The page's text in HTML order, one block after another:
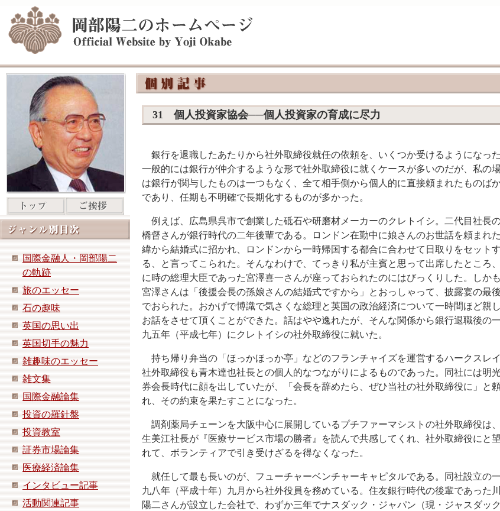
国際金融人・岡部陽二
の軌跡
旅のエッセー
石の趣味
英国の思い出
英国切手の魅力
雑趣味のエッセー
雑文集
国際金融論集
投資の羅針盤
投資教室
証券市場論集
医療経済論集
インタビュー記事
活動関連記事
31 個人投資家協会──個人投資家の育成に尽力
銀行を退職したあたりから社外取締役就任の依頼を、いくつか受けるようになった
一般的には銀行が仲介するような形で社外取締役に就くケースが多いのだが、私の
は銀行が関与したものは一つもなく、全て相手側から個人的に直接頼まれたものば
であり、任期も不明確で長期化するものが多かった。
例えば、広島県呉市で創業した砥石や研磨材メーカーのクレトイシ。二代目社長
橋督さんが銀行時代の二年後輩である。ロンドン在勤中に娘さんのお世話を頼まれ
緯から結婚式に招かれ、ロンドンから一時帰国する都合に合わせて日取りをセットす
る、と言ってこられた。そんなわけで、てっきり私が主賓と思って出席したところ
に時の総理大臣であった宮澤喜一さんが座っておられたのにはびっくりした。しかも
宮澤さんは「後援会長の孫娘さんの結婚式ですから」とおっしゃって、披露宴の最
でおられた。おかげで博識で気さくな総理と英国の政治経済について一時間ほど親し
お話をさせて頂くことができた。話はやや逸れたが、そんな関係から銀行退職後の
九五年（平成七年）にクレトイシの社外取締役に就いた。
持ち帰り弁当の「ほっかほっか亭」などのフランチャイズを運営するハークスレ
社外取締役も青木達也社長との個人的なつながりによるものであった。同社には明
券会長時代に顔を出していたが、「会長を辞めたら、ぜひ当社の社外取締役に」と
れ、その約束を果たすことになった。
調剤薬局チェーンを大阪中心に展開しているプチファーマシストの社外取締役は
生美江社長が『医療サービス市場の勝者』を読んで共感してくれ、社外取締役にと
れて、ボランティアで引き受けざるを得なくなった。
就任して最も長いのが、フューチャーベンチャーキャピタルである。同社設立の
九八年（平成十年）九月から社外役員を務めている。住友銀行時代の後輩であった
陽二さんが設立した会社で、わずか三年でナスダック・ジャパン（現・ジャスダック